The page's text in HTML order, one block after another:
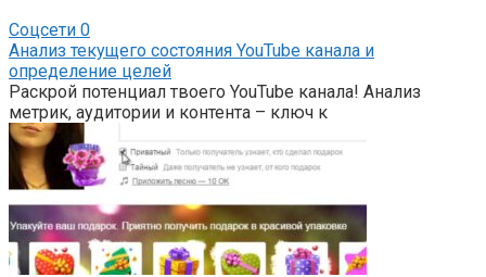
Соцсети 0
Анализ текущего состояния YouTube канала и
определение целей
Раскрой потенциал твоего YouTube канала! Анализ
метрик, аудитории и контента – ключ к